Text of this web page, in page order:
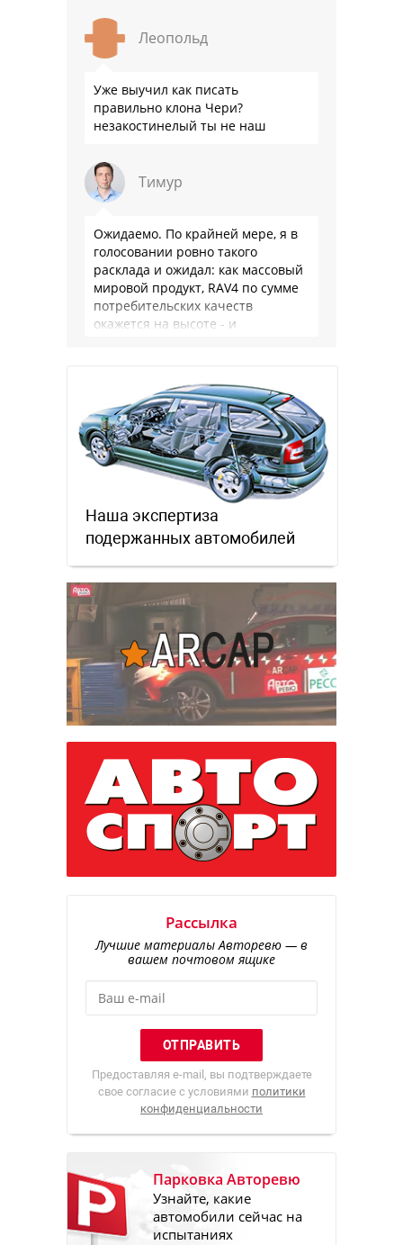
Леопольд
Уже выучил как писать
правильно клона Чери?
незакостинелый ты не наш
Тимур
Ожидаемо. По крайней мере, я в
голосовании ровно такого
расклада и ожидал: как массовый
мировой продукт, RAV4 по сумме
потребительских качеств
окажется на высоте - и
Наша экспертиза
подержанных автомобилей
Рассылка
Лучшие материалы Авторевю — в
вашем почтовом ящике
Предоставляя e-mail, вы подтверждаете
свое согласие с условиями политики
конфиденциальности
Парковка Авторевю
Узнайте, какие
автомобили сейчас на
испытаниях